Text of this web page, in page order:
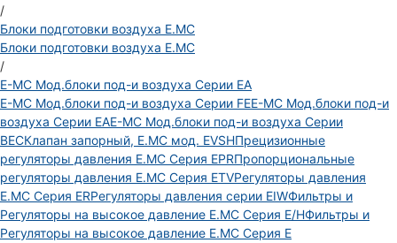
/
Блоки подготовки воздуха E.MC
Блоки подготовки воздуха E.MC
/
E-MC Мод.блоки под-и воздуха Серии EA
E-MC Мод.блоки под-и воздуха Серии FEE-MC Мод.блоки под-и
воздуха Серии EAE-MC Мод.блоки под-и воздуха Серии
BECКлапан запорный, E.MC мод. EVSHПрецизионные
регуляторы давления E.MC Серия EPRПропорциональные
регуляторы давления E.MC Серия ETVРегуляторы давления
E.MC Серия ERРегуляторы давления серии EIWФильтры и
Регуляторы на высокое давление E.MC Серия E/HФильтры и
Регуляторы на высокое давление E.MC Серия E